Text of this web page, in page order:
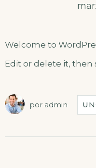
Welcome to
Edit or delete it, then
por admin